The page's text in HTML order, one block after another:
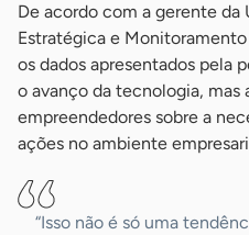
De acordo com a gerente da
Estratégica e
os dados apresentados pela
o avanço da tecnologia, mas
empreendedores sobre a
ações no ambiente
“Isso não é só uma